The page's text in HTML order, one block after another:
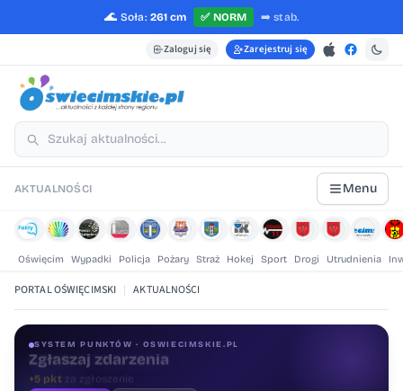
🌊 Soła: 261 cm ✅ NORM ➡️stab.
Zaloguj się Zarejestruj się
AKTUALNOŚCI Menu
Oświęcim Wypadki Policja Pożary Straż Hokej Sport Drogi Utrudnienia
PORTAL OŚWIĘCIMSKI | AKTUALNOŚCI
SYSTEM PUNKTÓW · OSWIECIMSKIE.PL
Oceniaj treści
+1 pktza ocenę